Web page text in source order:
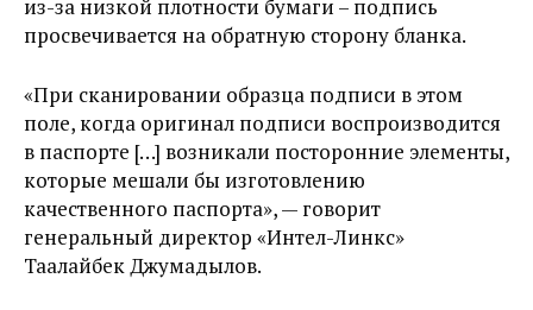
из-за низкой плотности бумаги – подпись
просвечивается на обратную сторону бланка.
«При сканировании образца подписи в этом
поле, когда оригинал подписи воспроизводится
в паспорте […] возникали посторонние элементы,
которые мешали бы изготовлению
качественного паспорта», — говорит
генеральный директор «Интел-Линкс»
Таалайбек Джумадылов.